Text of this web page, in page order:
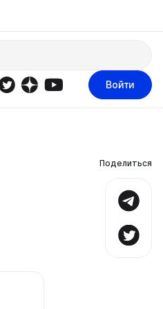
Войти
Поделиться